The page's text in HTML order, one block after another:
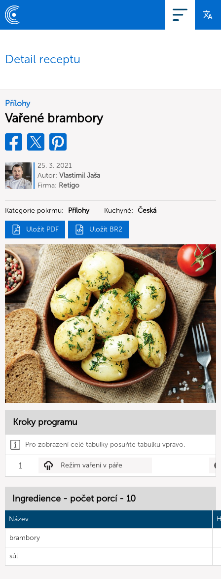
Detail receptu
Přílohy
Vařené brambory
25. 3. 2021
Autor: Vlastimil Jaša
Firma: Retigo
Kategorie pokrmu: Přílohy Kuchyně: Česká
Uložit PDF Uložit BR2
Kroky programu
Pro zobrazení celé tabulky posuňte tabulku vpravo.
1 Režim vaření v páře
Ingredience - počet porcí - 10
Název
brambory
sůl